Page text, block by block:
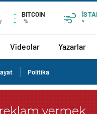
BITCOIN
%
°
Videolar Yazarlar
Politika